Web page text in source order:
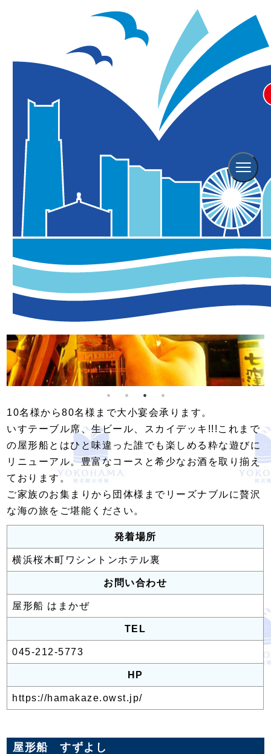
横浜観光TOP 陸海空 横浜をのりもので楽しむ 屋形船の紹介
四季折々の楽しみ方がある屋形船。海の上で飲むお酒
はいつにも増して美味しいもの。いつもとは違う角度
から眺める景色、潮の香り、パノラマの夜景･･････。
横浜の新しい景色と昔ながらの屋形船で普段とはひと
味違った横浜をお楽しみください。
屋形船 はまかぜ
10名様から80名様まで大小宴会承ります。
いすテーブル席、生ビール、スカイデッキ!!!これまで
の屋形船とはひと味違った誰でも楽しめる粋な遊びに
リニューアル。豊富なコースと希少なお酒を取り揃え
ております。
ご家族のお集まりから団体様までリーズナブルに贅沢
な海の旅をご堪能ください。
発着場所
横浜桜木町ワシントンホテル裏
お問い合わせ
屋形船 はまかぜ
TEL
045-212-5773
HP
https://hamakaze.owst.jp/
屋形船 すずよし